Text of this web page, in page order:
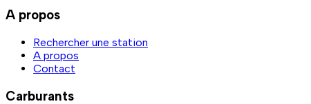
A propos
Rechercher une station
A propos
Contact
Carburants